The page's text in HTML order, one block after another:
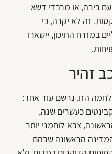
בירה, או מרבדי דשא
זה לא יקרה, כי
במזרח התיכון, יישארו
זהיר
הזו, נרשם עוד אחד:
כעשרים שנה,
צבא לוחמני יותר
הראשונה שבהם